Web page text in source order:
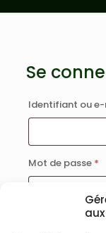
Se
Identifiant ou
Mot de passe *
Se souvenir